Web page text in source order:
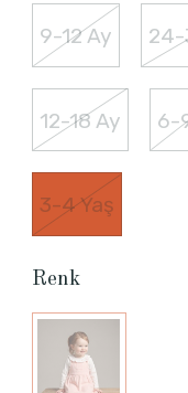
9-12 Ay 24-
12-18 Ay 6-
3-4 Yaş
Renk